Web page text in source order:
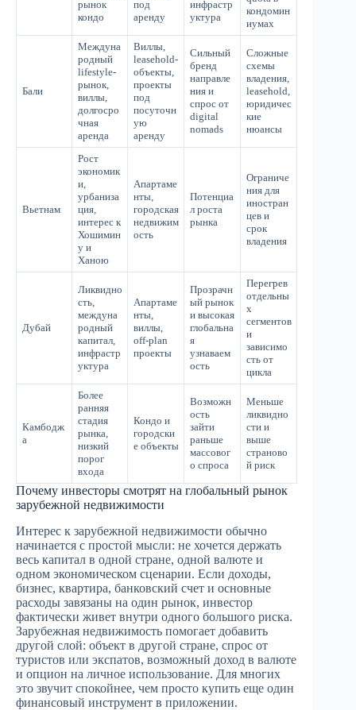
рынок
кондо
под
аренду
инфрастр
уктура
кондомин
иумах
Бали
Междуна
родный
lifestyle-
рынок,
виллы,
долгосро
чная
аренда
Виллы,
leasehold-
объекты,
проекты
под
посуточн
ую
аренду
Сильный
бренд
направле
ния и
спрос от
digital
nomads
Сложные
схемы
владения,
leasehold,
юридичес
кие
нюансы
Вьетнам
Рост
экономик
и,
урбаниза
ция,
интерес к
Хошимин
у и
Ханою
Апартаме
нты,
городская
недвижим
ость
Потенциа
л роста
рынка
Ограниче
ния для
иностран
цев и
срок
владения
Дубай
Ликвидно
сть,
междуна
родный
капитал,
инфрастр
уктура
Апартаме
нты,
виллы,
off-plan
проекты
Прозрачн
ый рынок
и высокая
глобальна
я
узнаваем
ость
Перегрев
отдельны
х
сегментов
и
зависимо
сть от
цикла
Камбодж
а
Более
ранняя
стадия
рынка,
низкий
порог
входа
Кондо и
городски
е объекты
Возможн
ость
зайти
раньше
массовог
о спроса
Меньше
ликвидно
сти и
выше
страново
й риск
Почему инвесторы смотрят на глобальный рынок
зарубежной недвижимости
Интерес к зарубежной недвижимости обычно
начинается с простой мысли: не хочется держать
весь капитал в одной стране, одной валюте и
одном экономическом сценарии. Если доходы,
бизнес, квартира, банковский счет и основные
расходы завязаны на один рынок, инвестор
фактически живет внутри одного большого риска.
Зарубежная недвижимость помогает добавить
другой слой: объект в другой стране, спрос от
туристов или экспатов, возможный доход в валюте
и опцион на личное использование. Для многих
это звучит спокойнее, чем просто купить еще один
финансовый инструмент в приложении.